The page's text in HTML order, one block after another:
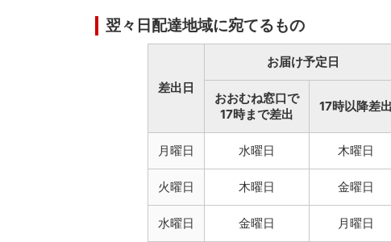
翌々日配達地域に宛てるもの
差出日
お届け予定日
おおむね窓口で
17時まで差出
17時以降差出
月曜日 水曜日 木曜日
火曜日 木曜日 金曜日
水曜日 金曜日 月曜日